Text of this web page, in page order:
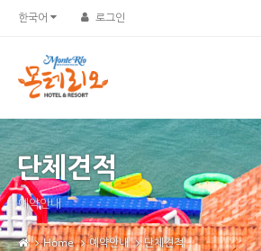
한국어 로그인
단체견적
예약안내
Home 예약안내 단체견적
Sketchbook5, 스케치북5